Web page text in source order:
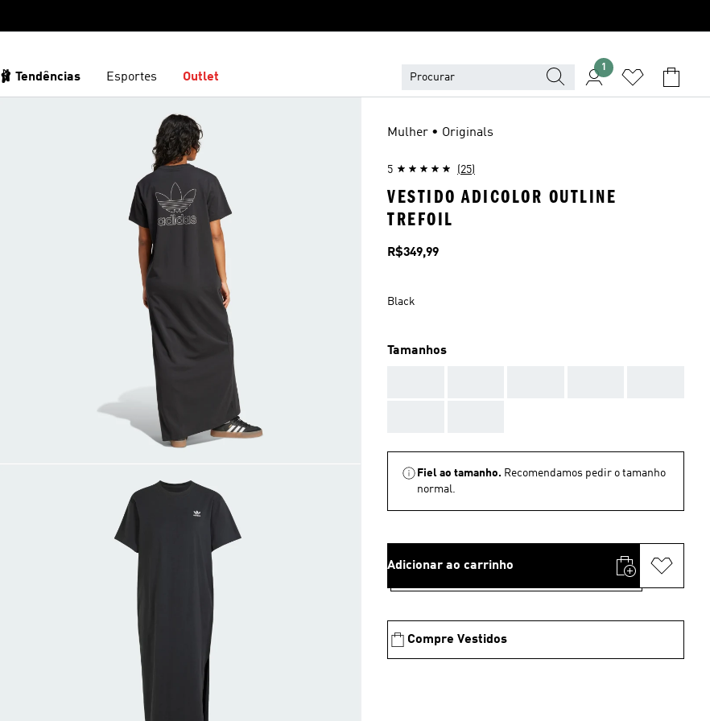
🩰 Tendências Esportes Outlet
1
Mulher • Originals
5 (25)
VESTIDO ADICOLOR OUTLINE
TREFOIL
Preço
R$349,99
Black
Tamanhos
Fiel ao tamanho. Recomendamos pedir o tamanho
normal.
Adicionar ao carrinho
Compre Vestidos